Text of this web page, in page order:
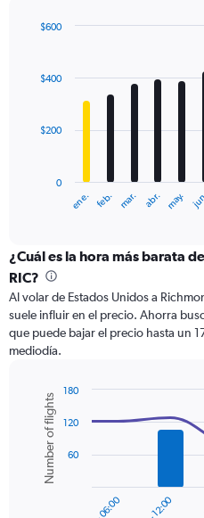
values.
to
with
12
The
categories.
Range:
12
categories.
The
chart
has
axis
displaying
values.
Range:
ene. feb. mar. abr. may.
0
$200
$400
$600
¿Cuál es la hora más barata
RIC?
Al volar de Estados Unidos a
suele influir en el precio. Ahorra
que puede bajar el precio hasta un
mediodía.
Combination
chart
with
data
series.
Chart
graphic.
Number of flights 60
120
180